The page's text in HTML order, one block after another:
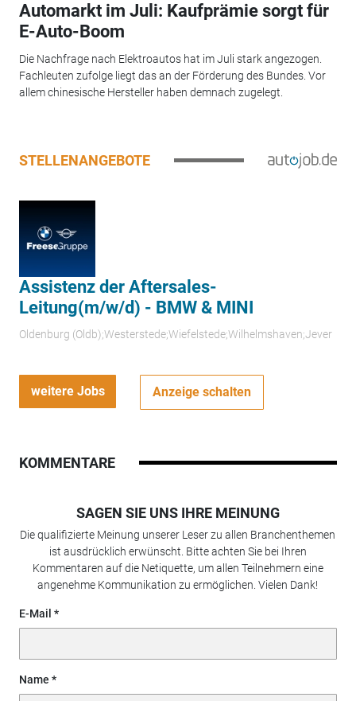
Automarkt im Juli: Kaufprämie sorgt für
E-Auto-Boom
Die Nachfrage nach Elektroautos hat im Juli stark angezogen.
Fachleuten zufolge liegt das an der Förderung des Bundes. Vor
allem chinesische Hersteller haben demnach zugelegt.
STELLENANGEBOTE
Assistenz der Aftersales-
Leitung(m/w/d) - BMW & MINI
Oldenburg (Oldb);Westerstede;Wiefelstede;Wilhelmshaven;Jever
weitere Jobs Anzeige schalten
KOMMENTARE
SAGEN SIE UNS IHRE MEINUNG
Die qualifizierte Meinung unserer Leser zu allen Branchenthemen
ist ausdrücklich erwünscht. Bitte achten Sie bei Ihren
Kommentaren auf die Netiquette, um allen Teilnehmern eine
angenehme Kommunikation zu ermöglichen. Vielen Dank!
E-Mail
Name